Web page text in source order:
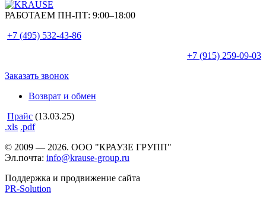
РАБОТАЕМ ПН-ПТ: 9:00–18:00
+7 (495) 532-43-86
+7 (915) 259-09-03
Заказать звонок
Возврат и обмен
Прайс (13.03.25)
.xls .pdf
© 2009 — 2026. ООО "КРАУЗЕ ГРУПП"
Эл.почта: info@krause-group.ru
Поддержка и продвижение сайта
PR-Solution